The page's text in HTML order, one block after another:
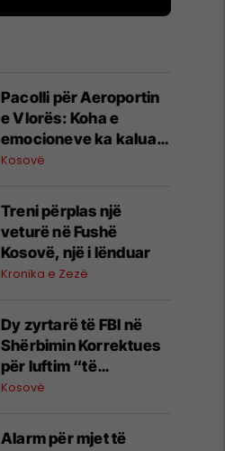
Pacolli për Aeroportin
e Vlorës: Koha e
emocioneve ka kaluar,
do t’i drejtohemi
drejtësisë
Kosovë
Treni përplas një
veturë në Fushë
Kosovë, një i lënduar
Kronika e Zezë
Dy zyrtarë të FBI në
Shërbimin Korrektues
për luftim “të
terrorizmit dhe
Kosovë
Alarm për mjet të